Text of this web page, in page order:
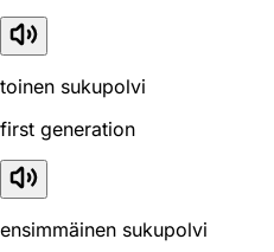
toinen sukupolvi
first generation
ensimmäinen sukupolvi